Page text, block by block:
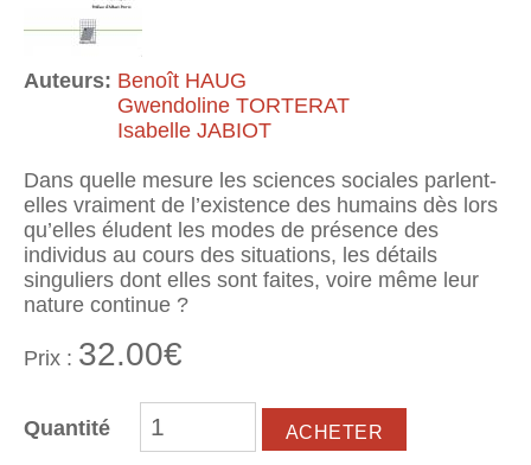
Auteurs: Benoît HAUG
Gwendoline TORTERAT
Isabelle JABIOT
Dans quelle mesure les sciences sociales parlent-
elles vraiment de l’existence des humains dès lors
qu’elles éludent les modes de présence des
individus au cours des situations, les détails
singuliers dont elles sont faites, voire même leur
nature continue ?
Prix : 32.00€
Quantité